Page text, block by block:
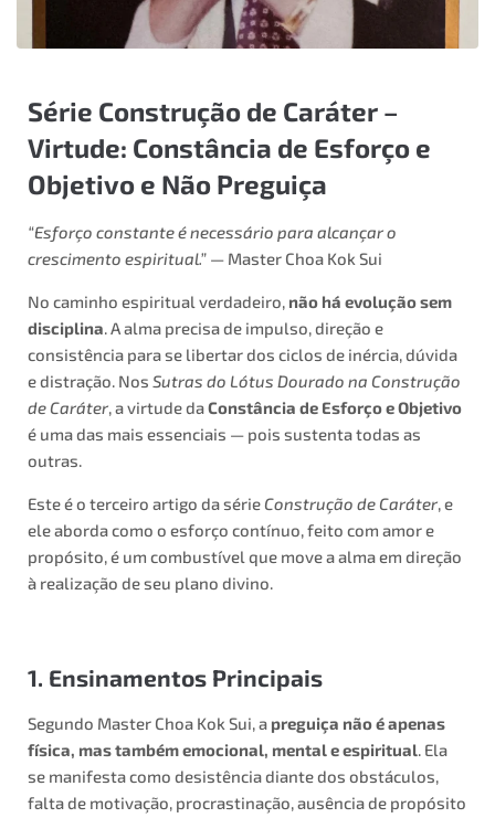
Série Construção de Caráter –
Virtude: Constância de Esforço e
Objetivo e Não Preguiça
“Esforço constante é necessário para alcançar o
crescimento espiritual.” — Master Choa Kok Sui
No caminho espiritual verdadeiro, não há evolução sem
disciplina. A alma precisa de impulso, direção e
consistência para se libertar dos ciclos de inércia, dúvida
e distração. Nos Sutras do Lótus Dourado na Construção
de Caráter, a virtude daConstância de Esforço e Objetivo
é uma das mais essenciais — pois sustenta todas as
outras.
Este é o terceiro artigo da sérieConstrução de Caráter, e
ele aborda como o esforço contínuo, feito com amor e
propósito, é um combustível que move a alma em direção
à realização de seu plano divino.
1. Ensinamentos Principais
Segundo Master Choa Kok Sui, a preguiça não é apenas
física, mas também emocional, mental e espiritual. Ela
se manifesta como desistência diante dos obstáculos,
falta de motivação, procrastinação, ausência de propósito